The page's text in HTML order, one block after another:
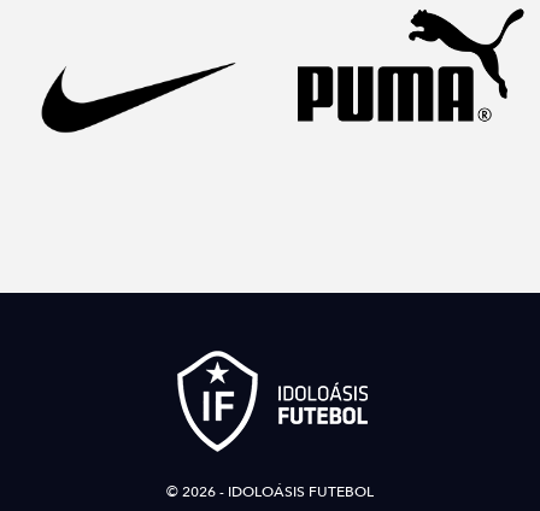
© 2026 - IDOLOÁSIS FUTEBOL